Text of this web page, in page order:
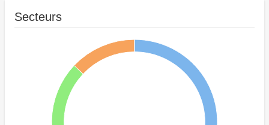
Secteurs